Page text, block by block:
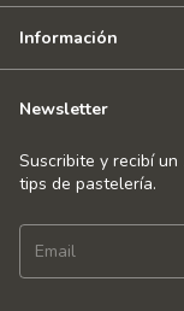
Información
Newsletter
Suscribite y recibí
tips de pastelería.